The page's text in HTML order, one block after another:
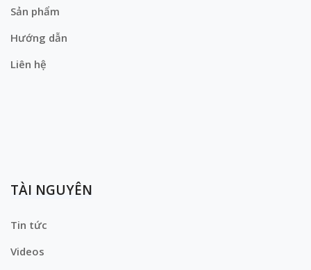
Sản phẩm
Hướng dẫn
Liên hệ
TÀI NGUYÊN
Tin tức
Videos